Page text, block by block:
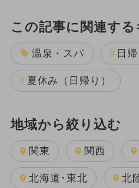
この記事に関連する
温泉・スパ 日帰
夏休み（日帰り）
地域から絞り込む
関東 関西
北海道･東北 北